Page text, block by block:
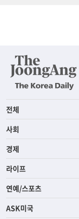
전체
사회
경제
라이프
연예/스포츠
ASK미국